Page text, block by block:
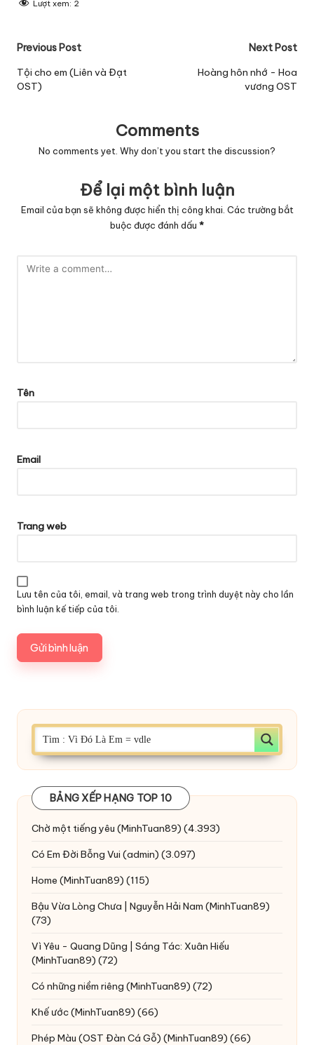
Lượt xem: 2
Post
navigation
Previous Post
Tội cho em (Liên và Đạt
OST)
Next Post
Hoàng hôn nhớ - Hoa
vương OST
Comments
No comments yet. Why don’t you start the discussion?
Để lại một bình luận
Email của bạn sẽ không được hiển thị công khai. Các trường bắt
buộc được đánh dấu *
Tên
Email
Trang web
Lưu tên của tôi, email, và trang web trong trình duyệt này cho lần
bình luận kế tiếp của tôi.
BẢNG XẾP HẠNG TOP 10
Chờ một tiếng yêu (MinhTuan89) (4.393)
Có Em Đời Bỗng Vui (admin) (3.097)
Home (MinhTuan89) (115)
Bậu Vừa Lòng Chưa | Nguyễn Hải Nam (MinhTuan89)
(73)
Vì Yêu - Quang Dũng | Sáng Tác: Xuân Hiếu
(MinhTuan89) (72)
Có những niềm riêng (MinhTuan89) (72)
Khế ước(MinhTuan89) (66)
Phép Màu (OST Đàn Cá Gỗ) (MinhTuan89) (66)